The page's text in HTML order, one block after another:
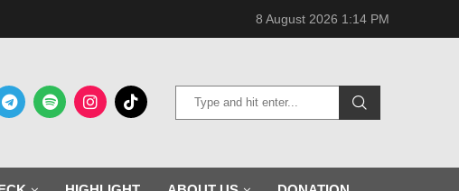
8 August 2026 1:14 PM